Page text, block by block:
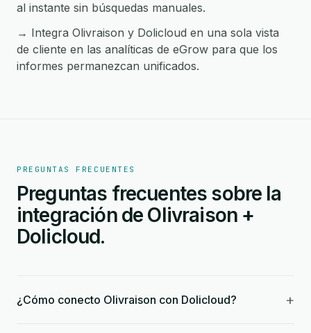
al instante sin búsquedas manuales.
→ Integra Olivraison y Dolicloud en una sola vista
de cliente en las analíticas de eGrow para que los
informes permanezcan unificados.
PREGUNTAS FRECUENTES
Preguntas frecuentes sobre la
integración de Olivraison +
Dolicloud.
¿Cómo conecto Olivraison con Dolicloud? +